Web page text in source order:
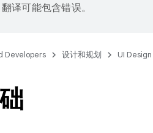
译可能包含错误。
Developers 设计和规划 UI Design